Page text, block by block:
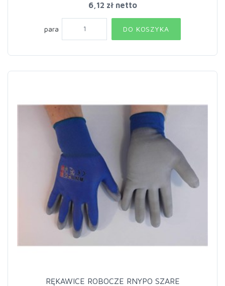
6,12 zł netto
para DO KOSZYKA
RĘKAWICE ROBOCZE RNYPO SZARE